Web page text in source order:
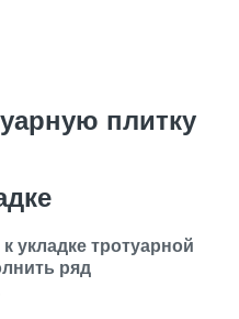
плитку
укладке тротуарной
ряд